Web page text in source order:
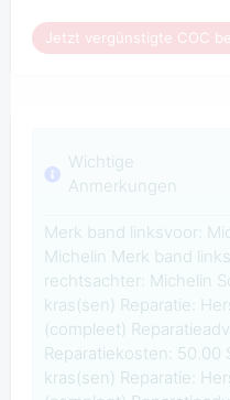
Jetzt vergünstigte COC
Wichtige
Anmerkungen
Merk band linksvoor:
Michelin Merk band
rechtsachter: Michelin
kras(sen) Reparatie:
(compleet)
Reparatiekosten: 50.00
kras(sen) Reparatie: